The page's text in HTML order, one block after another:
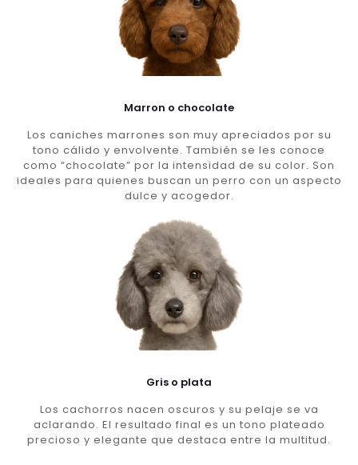
Marron o chocolate
Los caniches marrones son muy apreciados por su
tono cálido y envolvente. También se les conoce
como “chocolate” por la intensidad de su color. Son
ideales para quienes buscan un perro con un aspecto
dulce y acogedor.
Gris o plata
Los cachorros nacen oscuros y su pelaje se va
aclarando. El resultado final es un tono plateado
precioso y elegante que destaca entre la multitud.